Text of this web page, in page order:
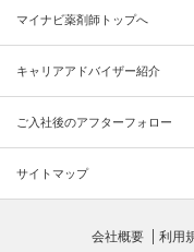
マイナビ薬剤師トップへ
キャリアアドバイザー紹介
ご入社後のアフターフォロー
サイトマップ
会社概要 利用